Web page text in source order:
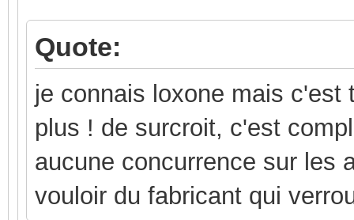
Quote:
je connais loxone mais c'est
plus ! de surcroit, c'est
aucune concurrence sur les
vouloir du fabricant qui